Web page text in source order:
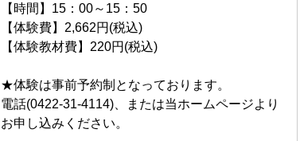
【時間】15：00～15：50
【体験費】2,662円(税込)
【体験教材費】220円(税込)
★体験は事前予約制となっております。
電話(0422-31-4114)、または当ホームページより
お申し込みください。